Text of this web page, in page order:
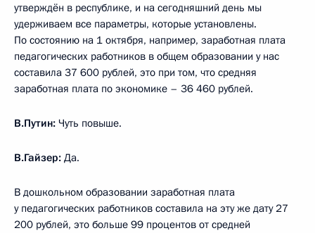
утверждён в республике, и на сегодняшний день мы
удерживаем все параметры, которые установлены.
По состоянию на 1 октября, например, заработная плата
педагогических работников в общем образовании у нас
составила 37 600 рублей, это при том, что средняя
заработная плата по экономике – 36 460 рублей.
В.Путин: Чуть повыше.
В.Гайзер: Да.
В дошкольном образовании заработная плата
у педагогических работников составила на эту же дату 27
200 рублей, это больше 99 процентов от средней